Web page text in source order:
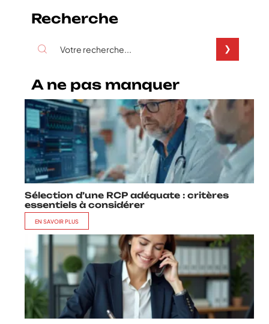
Recherche
A ne pas manquer
Sélection d’une RCP adéquate : critères
essentiels à considérer
EN SAVOIR PLUS